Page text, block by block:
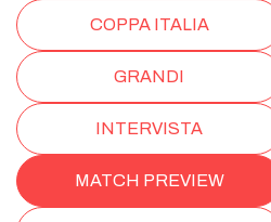
COPPA ITALIA
GRANDI
INTERVISTA
MATCH PREVIEW